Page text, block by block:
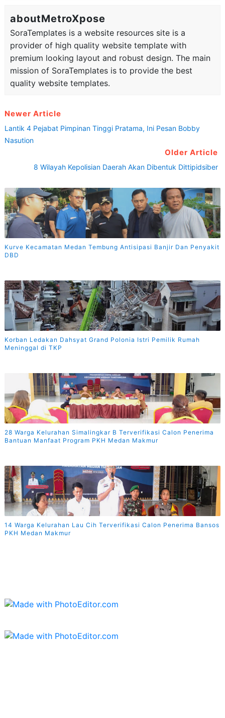
aboutMetroXpose
SoraTemplates is a website resources site is a
provider of high quality website template with
premium looking layout and robust design. The main
mission of SoraTemplates is to provide the best
quality website templates.
Newer Article
Lantik 4 Pejabat Pimpinan Tinggi Pratama, Ini Pesan Bobby
Nasution
Older Article
8 Wilayah Kepolisian Daerah Akan Dibentuk Dittipidsiber
Kurve Kecamatan Medan Tembung Antisipasi Banjir Dan Penyakit
DBD
Korban Ledakan Dahsyat Grand Polonia Istri Pemilik Rumah
Meninggal di TKP
28 Warga Kelurahan Simalingkar B Terverifikasi Calon Penerima
Bantuan Manfaat Program PKH Medan Makmur
14 Warga Kelurahan Lau Cih Terverifikasi Calon Penerima Bansos
PKH Medan Makmur